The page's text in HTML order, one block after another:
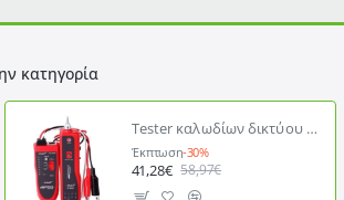
κατηγορία
Τester καλωδίων δικτύου NOYAFA NF-806 για RJ45 & RJ11 με φακό για εργασία στο σκοτάδι
Έκπτωση-30%
41,28€ 58,97€